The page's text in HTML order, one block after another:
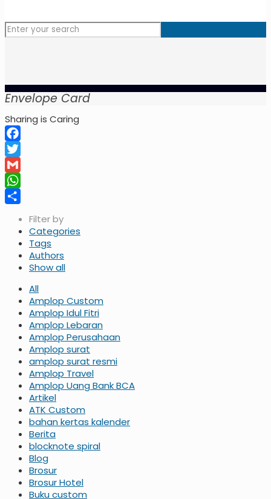
Envelope Card
Sharing is Caring
Facebook
Twitter
Gmail
WhatsApp
Filter by
Categories
Tags
Authors
Show all
All
Amplop Custom
Amplop Idul Fitri
Amplop Lebaran
Amplop Perusahaan
Amplop surat
amplop surat resmi
Amplop Travel
Amplop Uang Bank BCA
Artikel
ATK Custom
bahan kertas kalender
Berita
blocknote spiral
Blog
Brosur
Brosur Hotel
Buku custom